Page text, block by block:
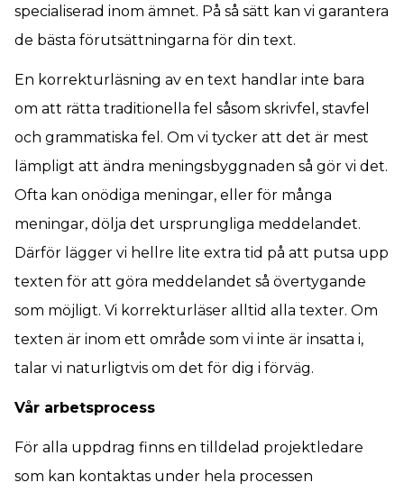
specialiserad inom ämnet. På så sätt kan vi garantera
de bästa förutsättningarna för din text.
En korrekturläsning av en text handlar inte bara
om att rätta traditionella fel såsom skrivfel, stavfel
och grammatiska fel. Om vi tycker att det är mest
lämpligt att ändra meningsbyggnaden så gör vi det.
Ofta kan onödiga meningar, eller för många
meningar, dölja det ursprungliga meddelandet.
Därför lägger vi hellre lite extra tid på att putsa upp
texten för att göra meddelandet så övertygande
som möjligt. Vi korrekturläser alltid alla texter. Om
texten är inom ett område som vi inte är insatta i,
talar vi naturligtvis om det för dig i förväg.
Vår arbetsprocess
För alla uppdrag finns en tilldelad projektledare
som kan kontaktas under hela processen